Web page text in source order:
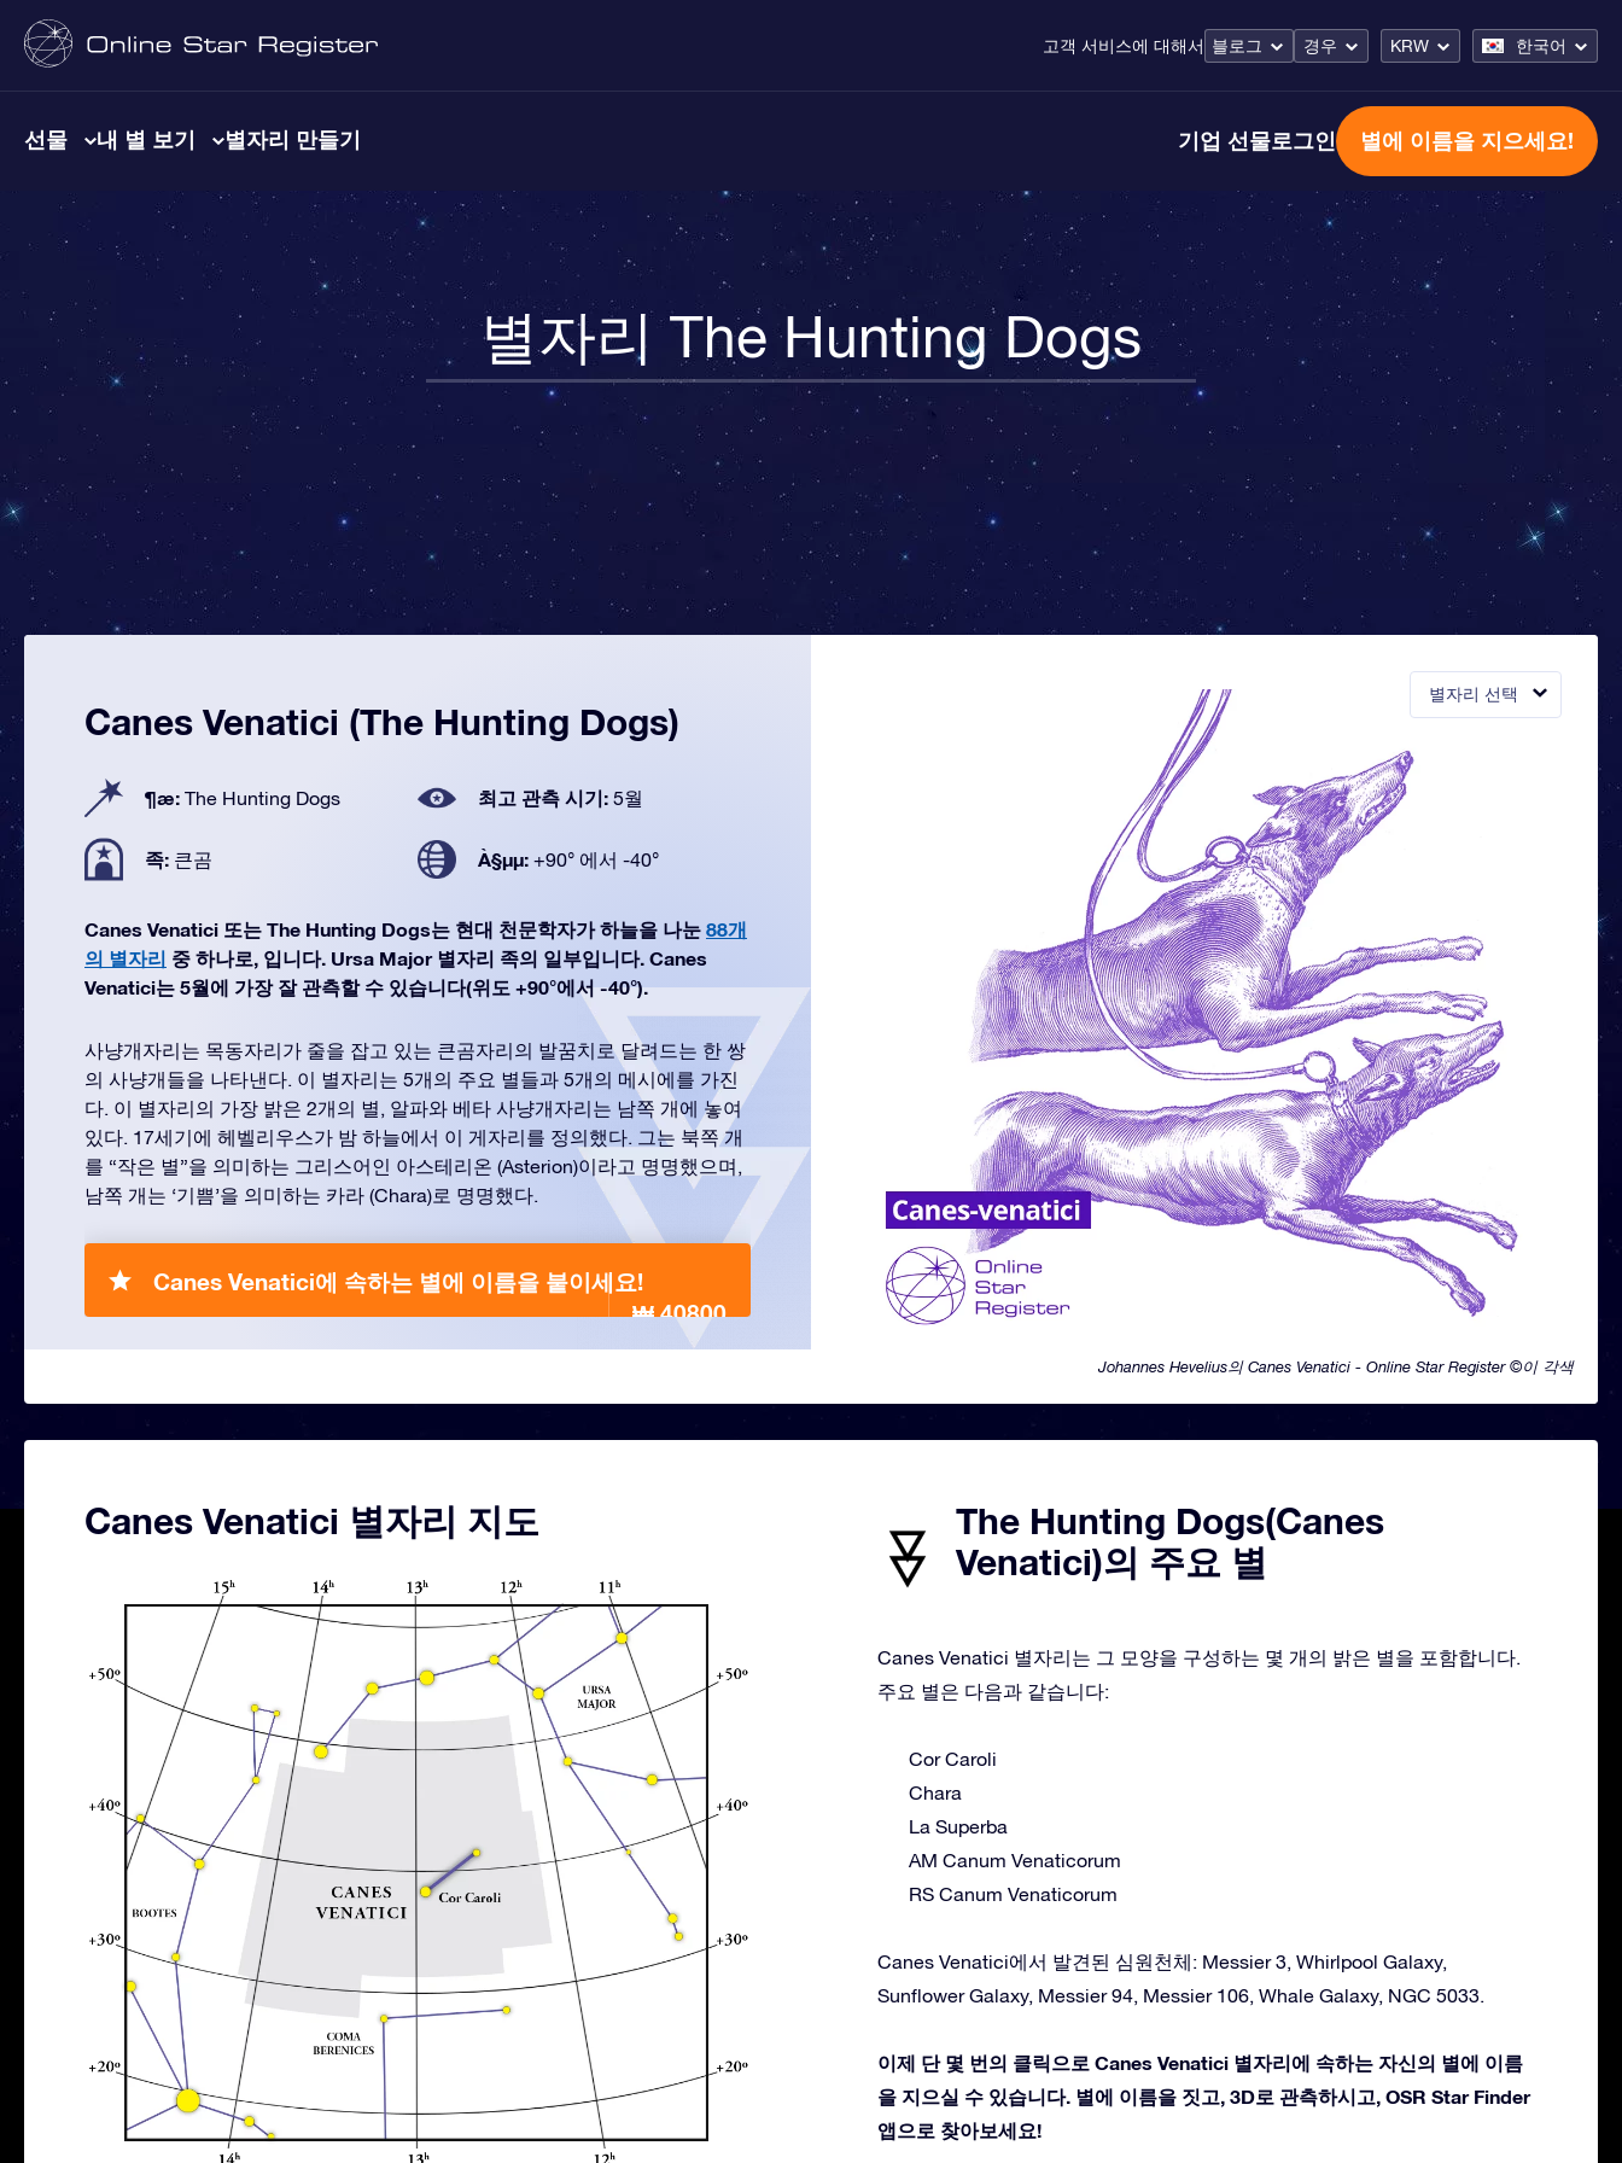
고객 서비스에 대해서 블로그 경우 KRW 한국어
선물 내 별 보기 별자리 만들기 기업 선물로그인 별에 이름을 지으세요!
별자리 The Hunting Dogs
별자리 선택
Johannes Hevelius의 Canes Venatici - Online Star Register ©이 각색
Canes Venatici (The Hunting Dogs)
¶æ: The Hunting Dogs 최고 관측 시기: 5월
족: 큰곰 À§µµ: +90° 에서 -40°
Canes Venatici 또는 The Hunting Dogs는 현대 천문학자가 하늘을 나눈 88개
의 별자리 중 하나로, 입니다. Ursa Major 별자리 족의 일부입니다. Canes
Venatici는 5월에 가장 잘 관측할 수 있습니다(위도 +90°에서 -40°).
사냥개자리는 목동자리가 줄을 잡고 있는 큰곰자리의 발꿈치로 달려드는 한 쌍
의 사냥개들을 나타낸다. 이 별자리는 5개의 주요 별들과 5개의 메시에를 가진
다. 이 별자리의 가장 밝은 2개의 별, 알파와 베타 사냥개자리는 남쪽 개에 놓여
있다. 17세기에 헤벨리우스가 밤 하늘에서 이 게자리를 정의했다. 그는 북쪽 개
를 “작은 별”을 의미하는 그리스어인 아스테리온 (Asterion)이라고 명명했으며,
남쪽 개는 ‘기쁨’을 의미하는 카라 (Chara)로 명명했다.
Canes Venatici에 속하는 별에 이름을 붙이세요!
₩ 40800
Canes Venatici 별자리 지도
The Hunting Dogs(Canes
Venatici)의 주요 별
Canes Venatici 별자리는 그 모양을 구성하는 몇 개의 밝은 별을 포함합니다.
주요 별은 다음과 같습니다:
Cor Caroli
Chara
La Superba
AM Canum Venaticorum
RS Canum Venaticorum
Canes Venatici에서 발견된 심원천체: Messier 3, Whirlpool Galaxy,
Sunflower Galaxy, Messier 94, Messier 106, Whale Galaxy, NGC 5033.
이제 단 몇 번의 클릭으로 Canes Venatici 별자리에 속하는 자신의 별에 이름
을 지으실 수 있습니다. 별에 이름을 짓고, 3D로 관측하시고, OSR Star Finder
앱으로 찾아보세요!